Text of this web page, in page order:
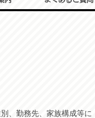
、勤務先、家族構成等に